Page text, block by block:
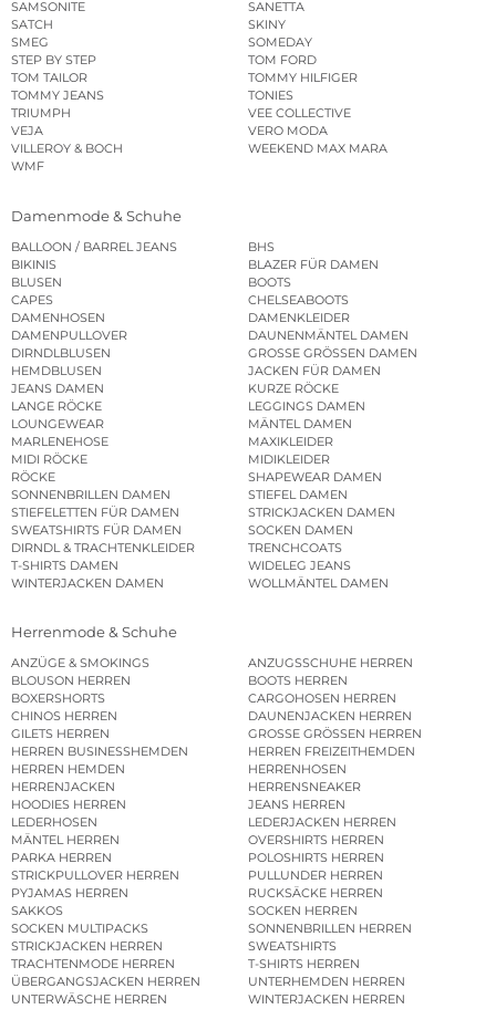
SAMSONITE
SANETTA
SATCH
SKINY
SMEG
SOMEDAY
STEP BY STEP
TOM FORD
TOM TAILOR
TOMMY HILFIGER
TOMMY JEANS
TONIES
TRIUMPH
VEE COLLECTIVE
VEJA
VERO MODA
VILLEROY & BOCH
WEEKEND MAX MARA
WMF
Damenmode & Schuhe
BALLOON / BARREL JEANS
BHS
BIKINIS
BLAZER FÜR DAMEN
BLUSEN
BOOTS
CAPES
CHELSEABOOTS
DAMENHOSEN
DAMENKLEIDER
DAMENPULLOVER
DAUNENMÄNTEL DAMEN
DIRNDLBLUSEN
GROSSE GRÖSSEN DAMEN
HEMDBLUSEN
JACKEN FÜR DAMEN
JEANS DAMEN
KURZE RÖCKE
LANGE RÖCKE
LEGGINGS DAMEN
LOUNGEWEAR
MÄNTEL DAMEN
MARLENEHOSE
MAXIKLEIDER
MIDI RÖCKE
MIDIKLEIDER
RÖCKE
SHAPEWEAR DAMEN
SONNENBRILLEN DAMEN
STIEFEL DAMEN
STIEFELETTEN FÜR DAMEN
STRICKJACKEN DAMEN
SWEATSHIRTS FÜR DAMEN
SOCKEN DAMEN
DIRNDL & TRACHTENKLEIDER
TRENCHCOATS
T-SHIRTS DAMEN
WIDELEG JEANS
WINTERJACKEN DAMEN
WOLLMÄNTEL DAMEN
Herrenmode & Schuhe
ANZÜGE & SMOKINGS
ANZUGSSCHUHE HERREN
BLOUSON HERREN
BOOTS HERREN
BOXERSHORTS
CARGOHOSEN HERREN
CHINOS HERREN
DAUNENJACKEN HERREN
GILETS HERREN
GROSSE GRÖSSEN HERREN
HERREN BUSINESSHEMDEN
HERREN FREIZEITHEMDEN
HERREN HEMDEN
HERRENHOSEN
HERRENJACKEN
HERRENSNEAKER
HOODIES HERREN
JEANS HERREN
LEDERHOSEN
LEDERJACKEN HERREN
MÄNTEL HERREN
OVERSHIRTS HERREN
PARKA HERREN
POLOSHIRTS HERREN
STRICKPULLOVER HERREN
PULLUNDER HERREN
PYJAMAS HERREN
RUCKSÄCKE HERREN
SAKKOS
SOCKEN HERREN
SOCKEN MULTIPACKS
SONNENBRILLEN HERREN
STRICKJACKEN HERREN
SWEATSHIRTS
TRACHTENMODE HERREN
T-SHIRTS HERREN
ÜBERGANGSJACKEN HERREN
UNTERHEMDEN HERREN
UNTERWÄSCHE HERREN
WINTERJACKEN HERREN